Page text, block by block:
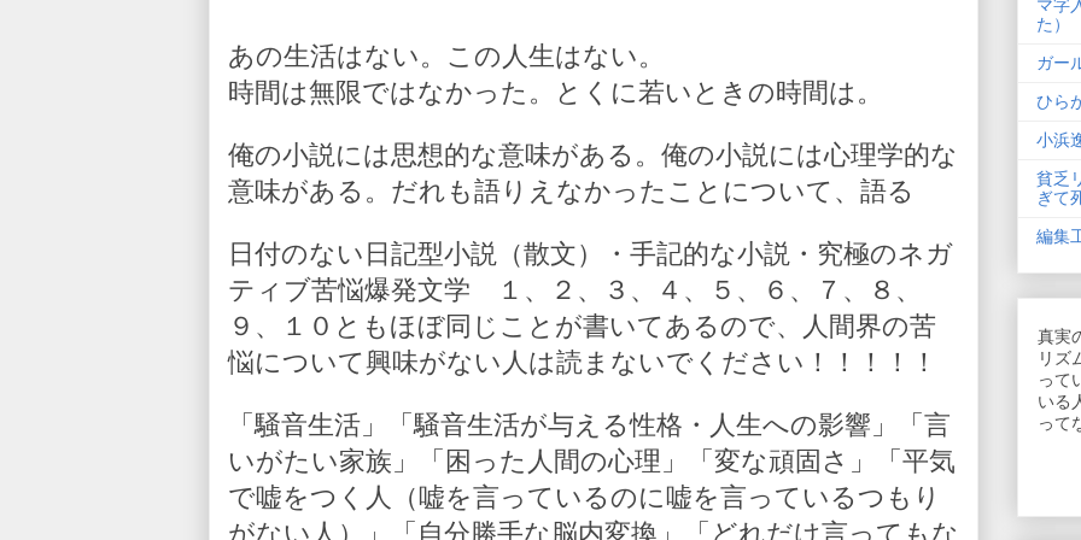
あの生活はない。この人生はない。
時間は無限ではなかった。とくに若いときの時間は。
俺の小説には思想的な意味がある。俺の小説には心理学的な
意味がある。だれも語りえなかったことについて、語る
日付のない日記型小説（散文）・手記的な小説・究極のネガ
ティブ苦悩爆発文学 １、２、３、４、５、６、７、８、
９、１０ともほぼ同じことが書いてあるので、人間界の苦
悩について興味がない人は読まないでください！！！！！
「騒音生活」「騒音生活が与える性格・人生への影響」「言
いがたい家族」「困った人間の心理」「変な頑固さ」「平気
で嘘をつく人（嘘を言っているのに嘘を言っているつもり
がない人）」「自分勝手な脳内変換」「どれだけ言ってもな
マ字
た）
ガー
ひら
小浜
貧乏
ぎて
編集
真実
リズ
って
いる
って